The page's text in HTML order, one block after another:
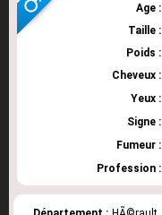
Age :
Taille :
Poids :
Cheveux :
Yeux :
Signe :
Fumeur :
Profession :